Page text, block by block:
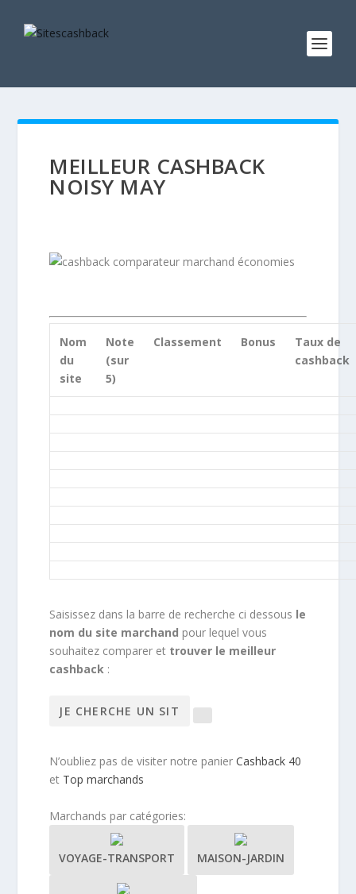
MEILLEUR CASHBACK
NOISY MAY
Nom
du
site
Note
(sur
5)
Classement Bonus
Taux de
cashback
Saisissez dans la barre de recherche ci dessous le
nom du site marchand pour lequel vous
souhaitez comparer et trouver le meilleur
cashback :
N’oubliez pas de visiter notre panierCashback 40
et Top marchands
Marchands par catégories:
VOYAGE-TRANSPORT MAISON-JARDIN